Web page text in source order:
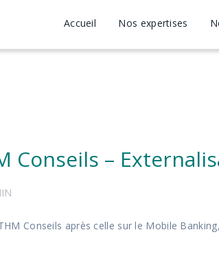
Accueil Nos expertises
Conseils –
Conseils après celle sur le Mobile